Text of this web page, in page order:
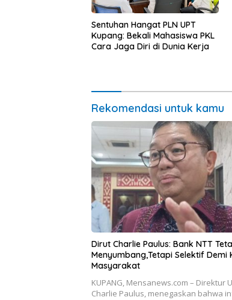
Sentuhan Hangat PLN UPT
Kupang: Bekali Mahasiswa PKL
Cara Jaga Diri di Dunia Kerja
Rekomendasi untuk kamu
Dirut Charlie Paulus: Bank NTT
Menyumbang,Tetapi Selektif Demi
Masyarakat
KUPANG, Mensanews.com – Direktur
Charlie Paulus, menegaskan bahwa